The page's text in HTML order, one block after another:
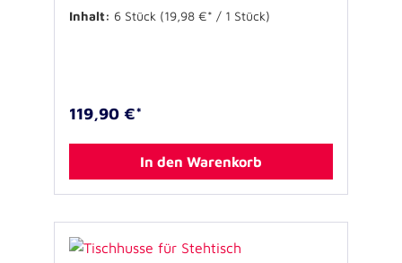
Inhalt: 6 Stück (19,98 €* / 1 Stück)
119,90 €*
In den Warenkorb